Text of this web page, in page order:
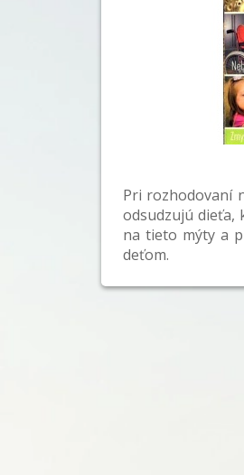
Pri rozhodovaní
odsudzujú dieťa,
na tieto mýty a
deťom.